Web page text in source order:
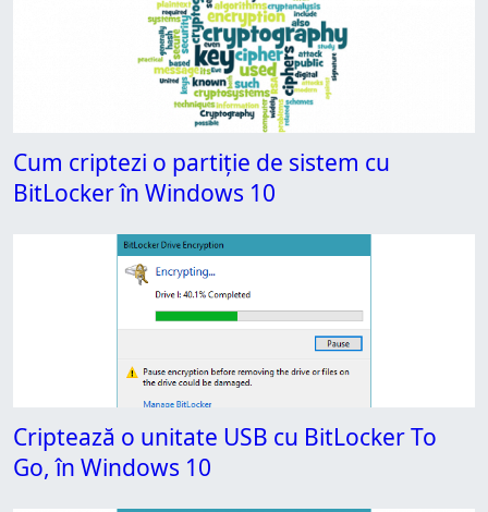
Cum criptezi o partiție de sistem cu
BitLocker în Windows 10
Criptează o unitate USB cu BitLocker To
Go, în Windows 10